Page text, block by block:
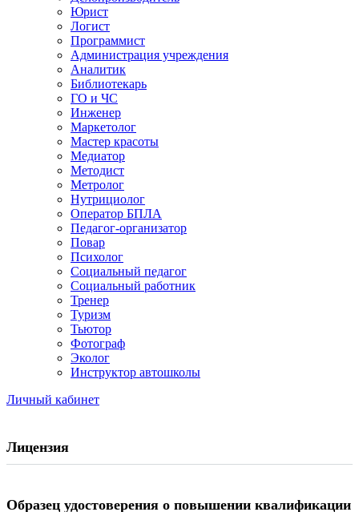
Юрист
Логист
Программист
Администрация учреждения
Аналитик
Библиотекарь
ГО и ЧС
Инженер
Маркетолог
Мастер красоты
Медиатор
Методист
Метролог
Нутрициолог
Оператор БПЛА
Педагог-организатор
Повар
Психолог
Социальный педагог
Социальный работник
Тренер
Туризм
Тьютор
Фотограф
Эколог
Инструктор автошколы
Личный кабинет
Лицензия
Образец удостоверения о повышении квалификации